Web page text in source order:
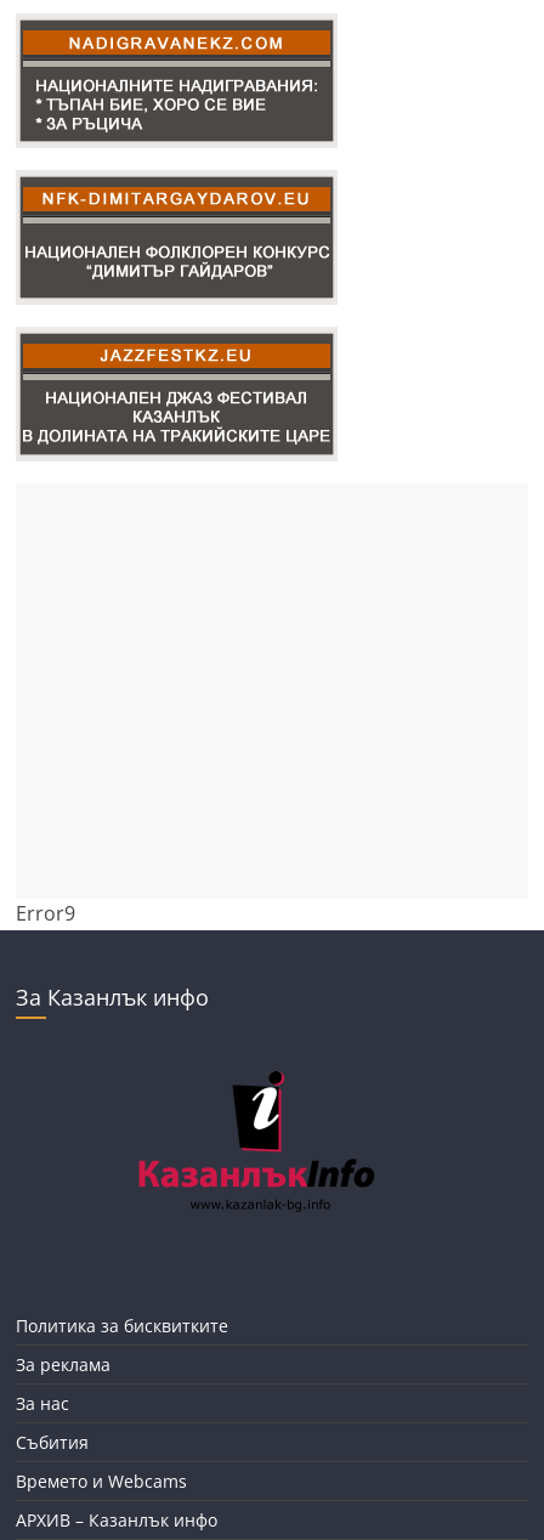
Error9
За Казанлък инфо
Политика за бисквитките
За реклама
За нас
Събития
Времето и Webcams
АРХИВ – Казанлък инфо